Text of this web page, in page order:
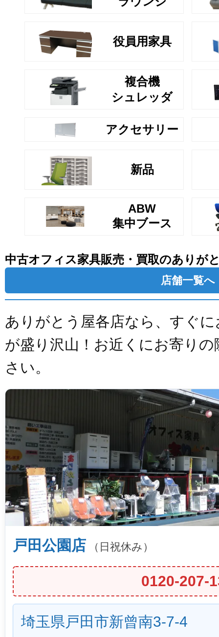
役員用家具
複合機
シュレッダ
アクセサリー
新品
ABW
集中ブース
中古オフィス家具販売・買取のありが
店舗一覧へ
ありがとう屋各店なら、すぐ
が盛り沢山！お近くにお寄り
さい。
戸田公園店 （日祝休み）
0120-207-
埼玉県戸田市新曾南3-7-4